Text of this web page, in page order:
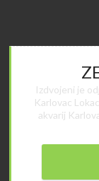
Izdvojeni je
Karlovac
akvarij